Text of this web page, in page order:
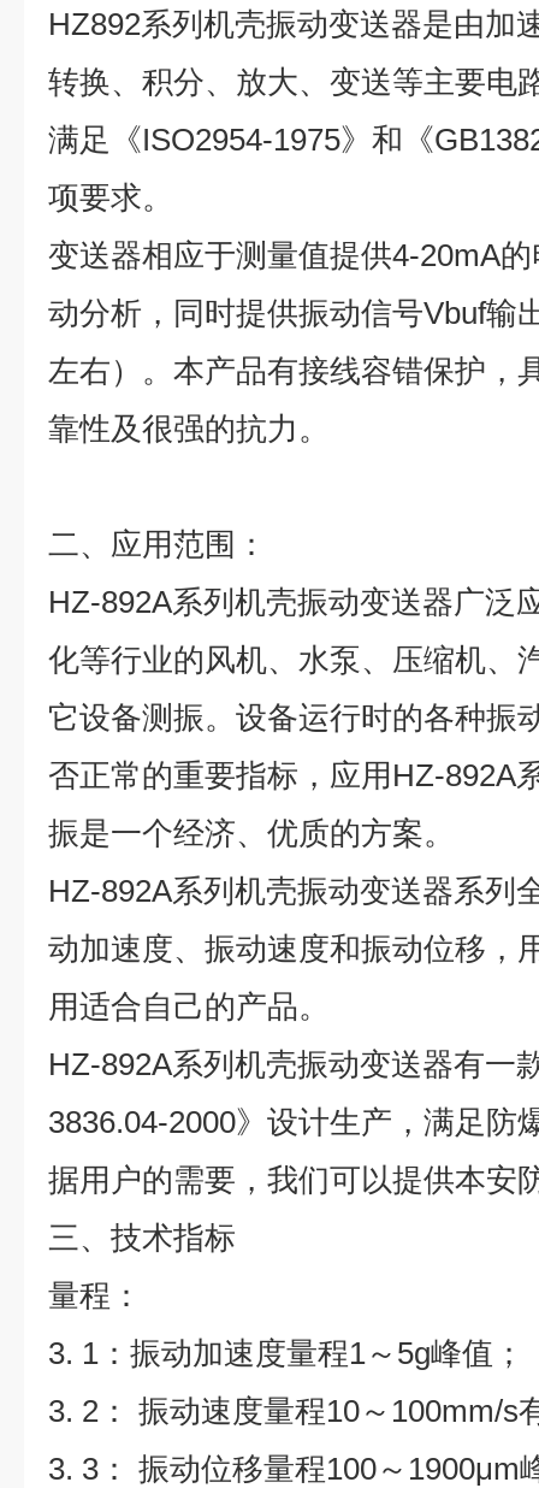
HZ892系列机壳振动变送器是由加
转换、积分、放大、变送等主要电
满足《ISO2954-1975》和《
项要求。
变送器相应于测量值提供4-20mA
动分析，同时提供振动信号Vbuf输
左右）。本产品有接线容错保护，
靠性及很强的抗力。
二、应用范围：
HZ-892A系列机壳振动变送器广泛
化等行业的风机、水泵、压缩机、
它设备测振。设备运行时的各种振
否正常的重要指标，应用HZ-892A
振是一个经济、优质的方案。
HZ-892A系列机壳振动变送器系列
动加速度、振动速度和振动位移，
用适合自己的产品。
HZ-892A系列机壳振动变送器有一
3836.04-2000》设计生产，满足防
据用户的需要，我们可以提供本安
三、技术指标
量程：
3. 1：振动加速度量程1～5g峰值；
3. 2： 振动速度量程10～100mm/s
3. 3： 振动位移量程100～1900μm